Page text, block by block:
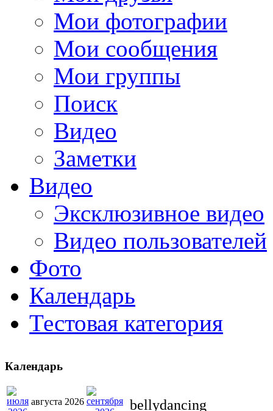
Мои фотографии
Мои сообщения
Мои группы
Поиск
Видео
Заметки
Видео
Эксклюзивное видео
Видео пользователей
Фото
Календарь
Тестовая категория
bellydancing
Календарь
августа 2026